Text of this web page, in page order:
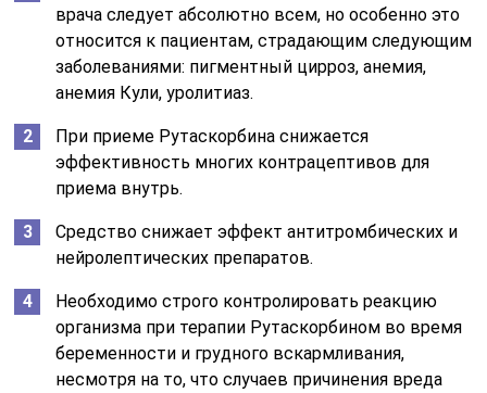
врача следует абсолютно всем, но особенно это
относится к пациентам, страдающим следующим
заболеваниями: пигментный цирроз, анемия,
анемия Кули, уролитиаз.
При приеме Рутаскорбина снижается
эффективность многих контрацептивов для
приема внутрь.
Средство снижает эффект антитромбических и
нейролептических препаратов.
Необходимо строго контролировать реакцию
организма при терапии Рутаскорбином во время
беременности и грудного вскармливания,
несмотря на то, что случаев причинения вреда